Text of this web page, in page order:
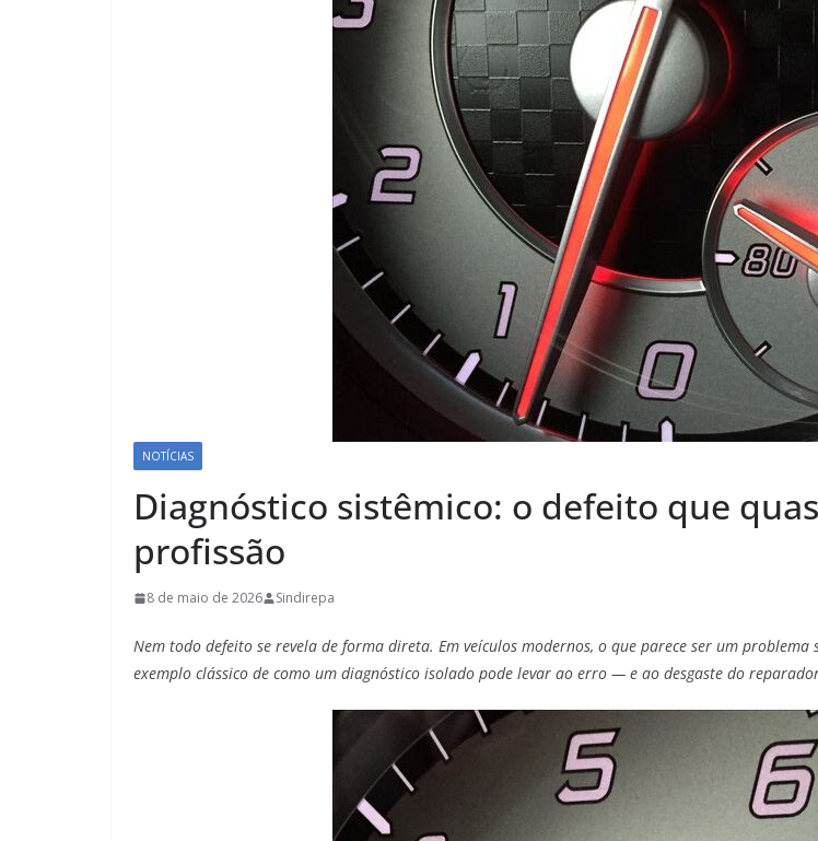
NOTÍCIAS
Diagnóstico sistêmico: o defeito que
profissão
8 de maio de 2026 Sindirepa
Nem todo defeito se revela de forma direta. Em veículos modernos, o que parece ser um
exemplo clássico de como um diagnóstico isolado pode levar ao erro — e ao desgaste do